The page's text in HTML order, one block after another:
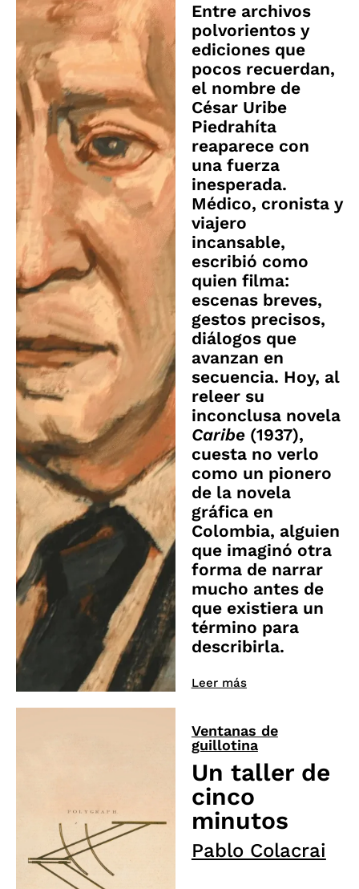
Entre archivos
polvorientos y
ediciones que
pocos recuerdan,
el nombre de
César Uribe
Piedrahíta
reaparece con
una fuerza
inesperada.
Médico, cronista y
viajero
incansable,
escribió como
quien filma:
escenas breves,
gestos precisos,
diálogos que
avanzan en
secuencia. Hoy, al
releer su
inconclusa novela
Caribe(1937),
cuesta no verlo
como un pionero
de la novela
gráfica en
Colombia, alguien
que imaginó otra
forma de narrar
mucho antes de
que existiera un
término para
describirla.
Leer más
Ventanas de
guillotina
Un taller de
cinco
minutos
Pablo Colacrai